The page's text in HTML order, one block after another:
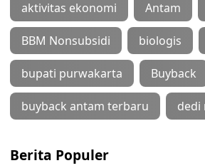
aktivitas ekonomi Antam
BBM Nonsubsidi biologis
bupati purwakarta Buyback
buyback antam terbaru dedi
Berita Populer